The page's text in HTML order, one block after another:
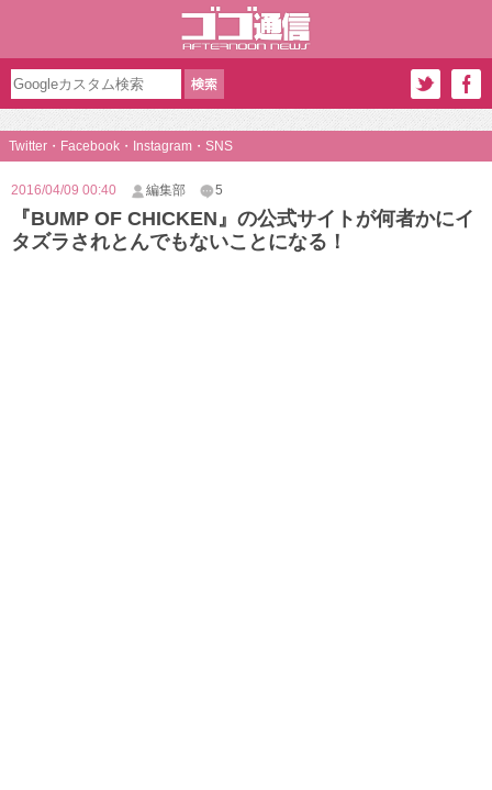
Twitter・Facebook・Instagram・SNS
2016/04/09 00:40 編集部 5
『BUMP OF CHICKEN』の公式サイトが何者かにイ
タズラされとんでもないことになる！